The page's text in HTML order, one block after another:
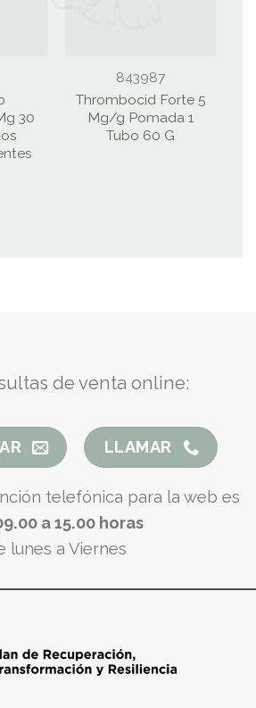
30
843987
Thrombocid Forte 5
Mg/g Pomada 1
Tubo 60 G
de venta online:
LLAMAR
telefónica para la web es
a 15.00 horas
lunes a Viernes